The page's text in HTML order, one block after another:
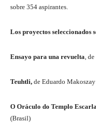
sobre 354 aspirantes.
Los proyectos seleccionados
Ensayo para una revuelta,
Teuhtli, de Eduardo
O Oráculo do Templo
(Brasil)